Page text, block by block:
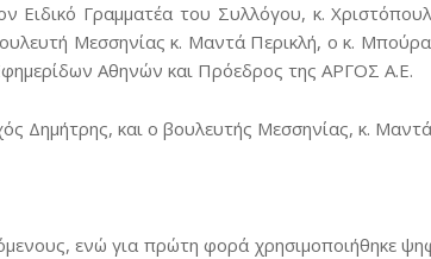
Ειδικό Γραμματέα του Συλλόγου, κ.
Μεσσηνίας κ. Μαντά Περικλή, ο κ.
Αθηνών και Πρόεδρος της ΑΡΓΟΣ Α.Ε.
Δημήτρης, και ο βουλευτής Μεσσηνίας, κ.
ενώ για πρώτη φορά χρησιμοποιήθηκε